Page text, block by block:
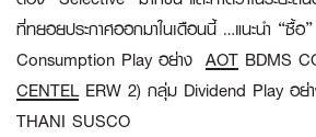
ที่ทยอยประกาศออกมาในเดือนนี้ …แนะนำ “ซื้
Consumption Play อย่าง AOT BDMS
CENTELERW 2) กลุ่ม Dividend Play อย่
THANI SUSCO